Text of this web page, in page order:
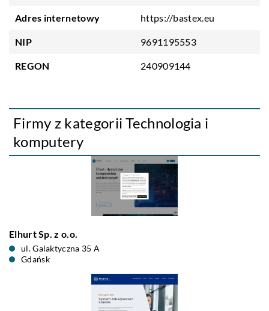
Adres internetowy https://bastex.eu
NIP 9691195553
REGON 240909144
Firmy z kategorii Technologia i
komputery
Elhurt Sp. z o.o.
ul. Galaktyczna 35 A
Gdańsk